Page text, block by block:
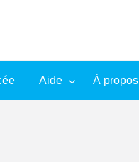
Aide À propos